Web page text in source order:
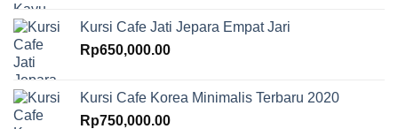
Kursi Cafe Jati Jepara Empat Jari
Rp650,000.00
Kursi Cafe Korea Minimalis Terbaru 2020
Rp750,000.00